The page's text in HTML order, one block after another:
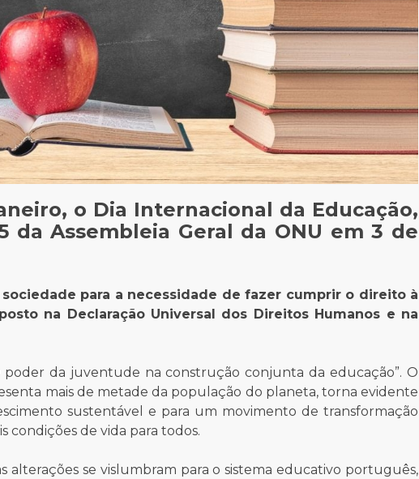
o Dia Internacional da Educação,
da Assembleia Geral da ONU em 3 de
para a necessidade de fazer cumprir o direito à
na Declaração Universal dos Direitos Humanos e na
poder da juventude na construção conjunta da educação”. O
mais de metade da população do planeta, torna evidente
sustentável e para um movimento de transformação
condições de vida para todos.
se vislumbram para o sistema educativo português,